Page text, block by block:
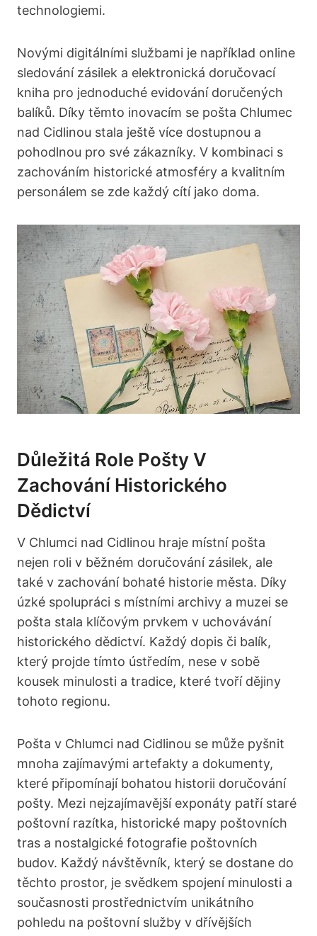
technologiemi.
Novými digitálními službami je například online
sledování zásilek a elektronická doručovací
kniha pro jednoduché evidování doručených
balíků. Díky těmto inovacím se pošta Chlumec
nad Cidlinou stala ještě více dostupnou a
pohodlnou pro své zákazníky. V kombinaci s
zachováním historické atmosféry a kvalitním
personálem se zde každý cítí jako doma.
Důležitá Role Pošty V
Zachování Historického
Dědictví
V Chlumci nad Cidlinou hraje místní pošta
nejen roli v běžném doručování zásilek, ale
také v zachování bohaté historie města. Díky
úzké spolupráci s místními archivy a muzei se
pošta stala klíčovým prvkem v uchovávání
historického dědictví. Každý dopis či balík,
který projde tímto ústředím, nese v sobě
kousek minulosti a tradice, které tvoří dějiny
tohoto regionu.
Pošta v Chlumci nad Cidlinou se může pyšnit
mnoha zajímavými artefakty a dokumenty,
které připomínají bohatou historii doručování
pošty. Mezi nejzajímavější exponáty patří staré
poštovní razítka, historické mapy poštovních
tras a nostalgické fotografie poštovních
budov. Každý návštěvník, který se dostane do
těchto prostor, je svědkem spojení minulosti a
současnosti prostřednictvím unikátního
pohledu na poštovní služby v dřívějších